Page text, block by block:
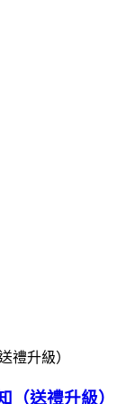
（送禮升級）